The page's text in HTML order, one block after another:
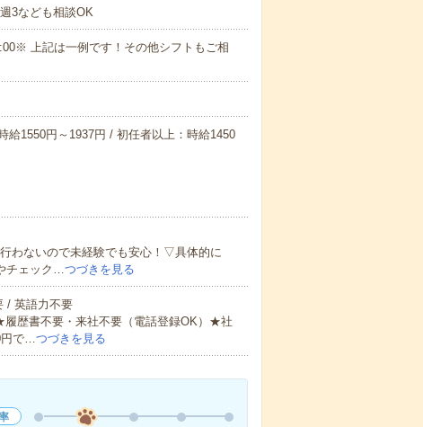
3なども相談OK
上記は一例です！その他シフトもご相
給1550円～1937円 / 初任者以上：時給1450
わないので未経験でも安心！▽具体的に
チェック…つづきを見る
/ 英語力不要
歴書不要・来社不要（電話登録OK）★社
円で…つづきを見る